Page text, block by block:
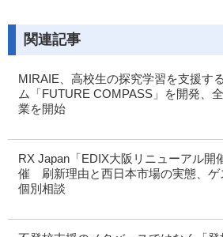
関連記事
MIRAIE、高校生の探究学習を支援す
ム「FUTURE COMPASS」を開発、
業を開始
RX Japan「EDIX大阪リニューアル開
催 刷新理由と西日本市場の実態、ゲ
個別相談